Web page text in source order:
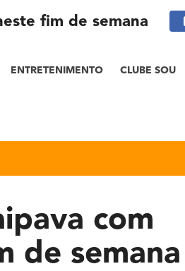
ENTRETENIMENTO CLUBE SOU
fim de semana
com
de semana